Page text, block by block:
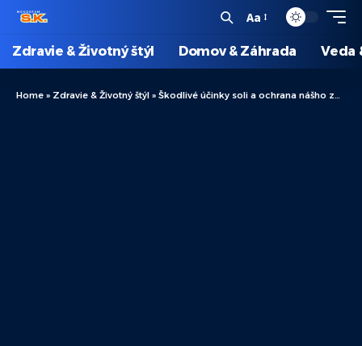
Aa
Zdravie & Životný štýl Domov & Záhrada Veda
Home » Zdravie & Životný štýl » Škodlivé účinky soli a ochrana nášho zdravia: Tipy na zníženie príjmu soli